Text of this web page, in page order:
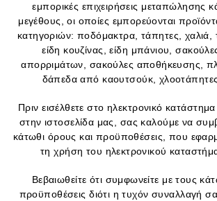
εμπορικές επιχειρήσεις μεταπώλησης
μεγέθους, οι οποίες εμπορεύονται
κατηγοριών: ποδόμακτρα, τάπητες, χαλιά,
είδη κουζίνας, είδη μπάνιου,
απορριμάτων, σακούλες αποθήκευσης,
δάπεδα από καουτσούκ,
Πριν εισέλθετε στο ηλεκτρονικό κατάστημα
στην ιστοσελίδα μας, σας καλούμε να
κάτωθι όρους και προϋποθέσεις, που
τη χρήση του ηλεκτρονικού
Βεβαιωθείτε ότι συμφωνείτε με τους
προϋποθέσεις διότι η τυχόν συναλλαγή